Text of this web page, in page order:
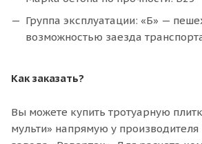
Группа эксплуатации: «Б» —
возможностью заезда
Как заказать?
Вы можете купить тротуарную
мульти» напрямую у